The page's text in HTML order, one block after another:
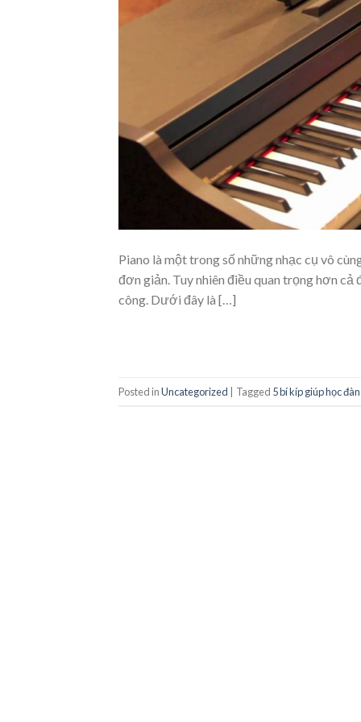
Piano là một trong số những nhạc cụ vô
đơn giản. Tuy nhiên điều quan trọng hơn cả
công. Dưới đây là […]
Posted inUncategorized Tagged 5 bí kíp giúp học